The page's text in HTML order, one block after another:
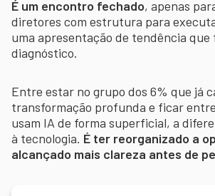
É um encontro fechado, apenas
diretores com estrutura para
uma apresentação de tendência que
diagnóstico.
Entre estar no grupo dos 6% que já
transformação profunda e ficar
usam IA de forma superficial, a
à tecnologia. É ter reorganizado a
alcançado mais clareza antes de